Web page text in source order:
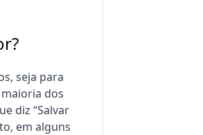
seja para
dos
diz “Salvar
em alguns